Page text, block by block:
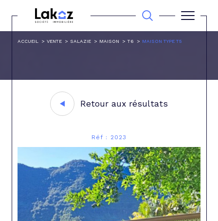
ACCUEIL VENTE SALAZIE MAISON T6 MAISON TYPE T5
Retour aux résultats
Réf : 2023